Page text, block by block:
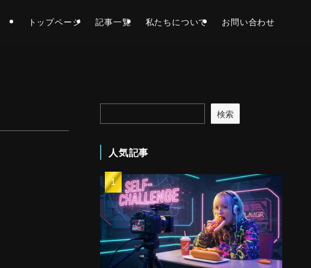
トップページ 記事一覧 私たちについて お問い合わせ
検索
人気記事